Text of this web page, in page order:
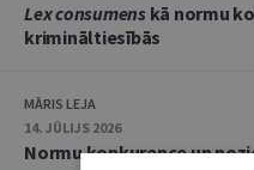
Lex consumenskā normu
krimināltiesībās
MĀRIS LEJA
14. JŪLIJS 2026
Normu konkurence un